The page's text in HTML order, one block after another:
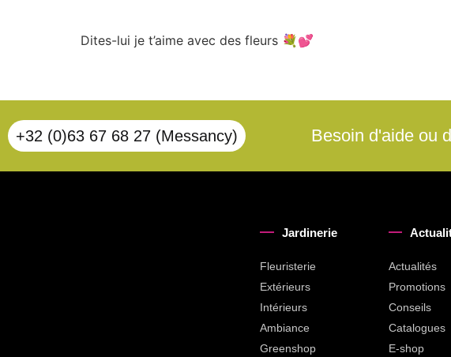
Dites-lui je t’aime avec des fleurs 💐💕
+32 (0)63 67 68 27 (Messancy) Besoin d'aide ou
Jardinerie
Fleuristerie
Extérieurs
Intérieurs
Ambiance
Greenshop
Actualités
Promotions
Conseils
Catalogues
E-shop